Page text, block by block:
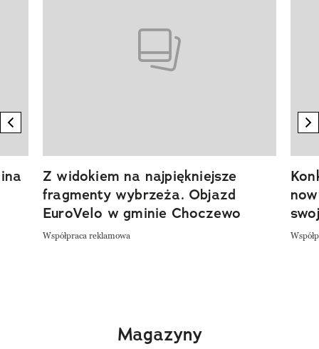
previous element
Z widokiem na najpiękniejsze
fragmenty wybrzeża. Objazd
EuroVelo w gminie Choczewo
Współpraca reklamowa
Magazyny